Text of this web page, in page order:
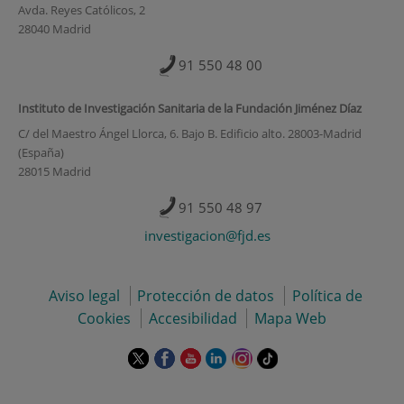
Avda. Reyes Católicos, 2
28040 Madrid
91 550 48 00
Instituto de Investigación Sanitaria de la Fundación Jiménez Díaz
C/ del Maestro Ángel Llorca, 6. Bajo B. Edificio alto. 28003-Madrid
(España)
28015 Madrid
91 550 48 97
investigacion@fjd.es
Aviso legal Protección de datos
Política de
Cookies
Accesibilidad Mapa Web
EsteEsteEsteEsteEsteEnlace